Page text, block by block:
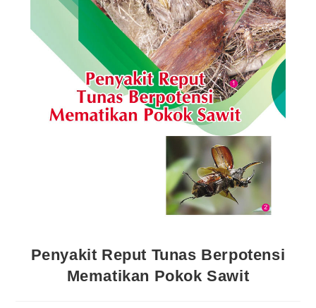
Penyakit Reput Tunas Berpotensi
Mematikan Pokok Sawit